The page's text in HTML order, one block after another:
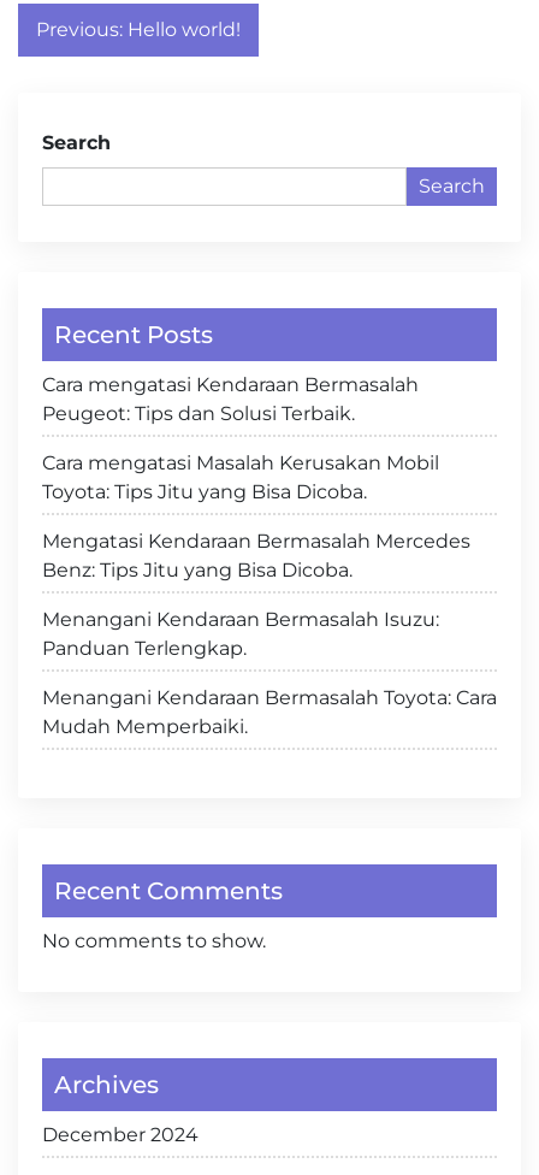
Post
navigation
Previous: Hello world!
Search
Search
Recent Posts
Cara mengatasi Kendaraan Bermasalah
Peugeot: Tips dan Solusi Terbaik.
Cara mengatasi Masalah Kerusakan Mobil
Toyota: Tips Jitu yang Bisa Dicoba.
Mengatasi Kendaraan Bermasalah Mercedes
Benz: Tips Jitu yang Bisa Dicoba.
Menangani Kendaraan Bermasalah Isuzu:
Panduan Terlengkap.
Menangani Kendaraan Bermasalah Toyota: Cara
Mudah Memperbaiki.
Recent Comments
No comments to show.
Archives
December 2024